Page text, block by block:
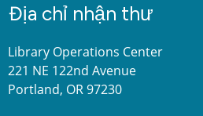
Địa chỉ nhận thư
Library Operations Center
221 NE 122nd Avenue
Portland, OR 97230